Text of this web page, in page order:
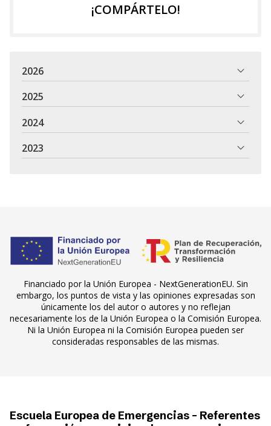
¡COMPÁRTELO!
2026
2025
2024
2023
Financiado por la Unión Europea - NextGenerationEU. Sin
embargo, los puntos de vista y las opiniones expresadas son
únicamente los del autor o autores y no reflejan
necesariamente los de la Unión Europea o la Comisión Europea.
Ni la Unión Europea ni la Comisión Europea pueden ser
consideradas responsables de las mismas.
Escuela Europea de Emergencias - Referentes